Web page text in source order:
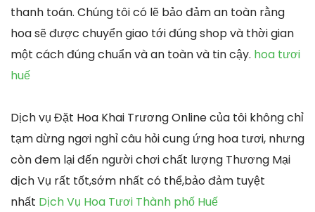
thanh toán. Chúng tôi có lẽ bảo đảm an toàn rằng
hoa sẽ được chuyển giao tới đúng shop và thời gian
một cách đúng chuẩn và an toàn và tin cậy. hoa tươi
huế
Dịch vụ Đặt Hoa Khai Trương Online của tôi không chỉ
tạm dừng ngơi nghỉ câu hỏi cung ứng hoa tươi, nhưng
còn đem lại đến người chơi chất lượng Thương Mại
dịch Vụ rất tốt,sớm nhất có thể,bảo đảm tuyệt
nhất Dịch Vụ Hoa Tươi Thành phố Huế